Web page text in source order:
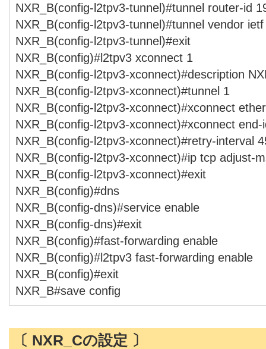
NXR_B(config-l2tpv3-tunnel)#tunnel router-id
NXR_B(config-l2tpv3-tunnel)#tunnel vendor ietf
NXR_B(config-l2tpv3-tunnel)#exit
NXR_B(config)#l2tpv3 xconnect 1
NXR_B(config-l2tpv3-xconnect)#description
NXR_B(config-l2tpv3-xconnect)#tunnel 1
NXR_B(config-l2tpv3-xconnect)#xconnect
NXR_B(config-l2tpv3-xconnect)#xconnect end-
NXR_B(config-l2tpv3-xconnect)#retry-interval
NXR_B(config-l2tpv3-xconnect)#ip tcp adjust-
NXR_B(config-l2tpv3-xconnect)#exit
NXR_B(config)#dns
NXR_B(config-dns)#service enable
NXR_B(config-dns)#exit
NXR_B(config)#fast-forwarding enable
NXR_B(config)#l2tpv3 fast-forwarding enable
NXR_B(config)#exit
NXR_B#save config
〔 NXR_Cの設定 〕